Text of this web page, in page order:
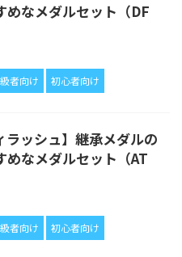
めなメダルセット（DF
者向け 初心者向け
ラッシュ】継承メダルの
めなメダルセット（AT
者向け 初心者向け